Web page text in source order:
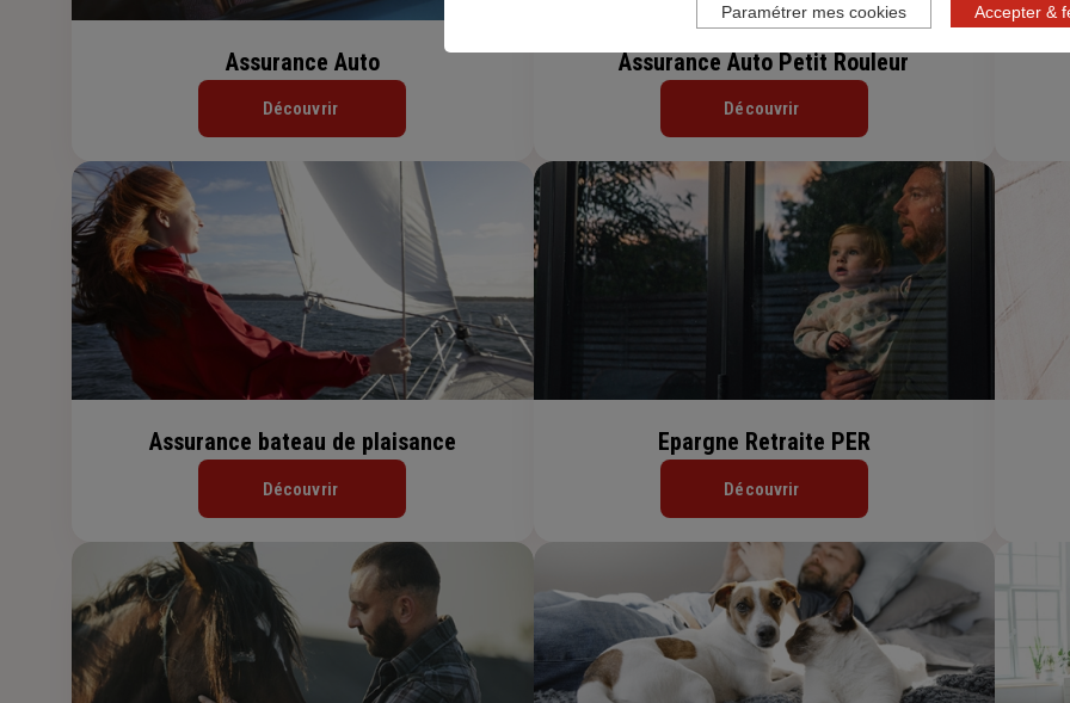
Assurance Auto
Découvrir
Assurance Auto Petit Rouleur
Découvrir
Assurance bateau de plaisance
Découvrir
Epargne Retraite PER
Découvrir
Accepter &
Paramétrer mes cookies